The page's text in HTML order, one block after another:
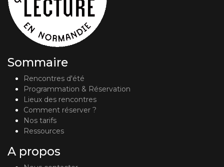
Sommaire
Rencontres d'été
Programmation & Réservation
Lieux des rencontres
Comment réserver ?
Nos tarifs
Ressources
A propos